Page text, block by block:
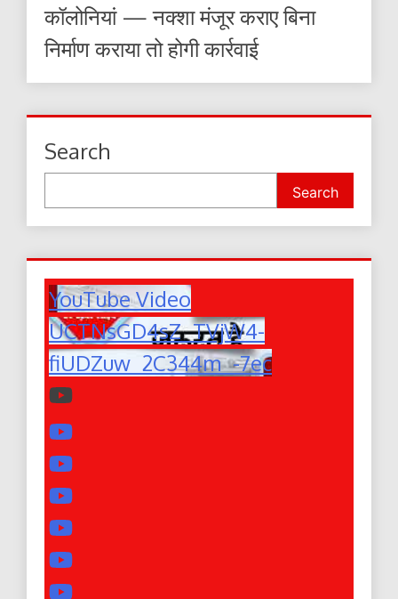
कॉलोनियां — नक्शा मंजूर कराए बिना
निर्माण कराया तो होगी कार्रवाई
Search
Search
YouTube Video
UCTNsGD4sZ_TVjW4-
fiUDZuw_2C344m_-7ec